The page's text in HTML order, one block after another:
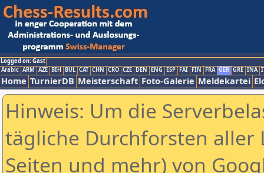
Logged on: Gast
Arabic ARM AZE BIH BUL CAT CHN CRO CZE DEN ENG ESP FAI FIN FRA GER GRE INA
Home TurnierDB Meisterschaft Foto-Galerie Meldekartei
Hinweis: Um die
tägliche Durchforsten aller
Seiten und mehr) von